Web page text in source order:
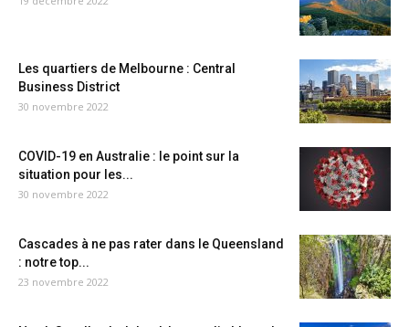
Les quartiers de Melbourne : Central
Business District
30 novembre 2022
COVID-19 en Australie : le point sur la
situation pour les...
30 novembre 2022
Cascades à ne pas rater dans le Queensland
: notre top...
23 novembre 2022